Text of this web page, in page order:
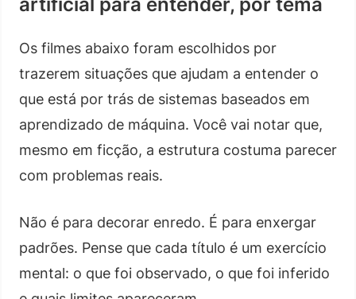
Os filmes abaixo foram escolhidos por
trazerem situações que ajudam a entender o
que está por trás de sistemas baseados em
aprendizado de máquina. Você vai notar que,
mesmo em ficção, a estrutura costuma parecer
com problemas reais.
Não é para decorar enredo. É para enxergar
padrões. Pense que cada título é um exercício
mental: o que foi observado, o que foi inferido